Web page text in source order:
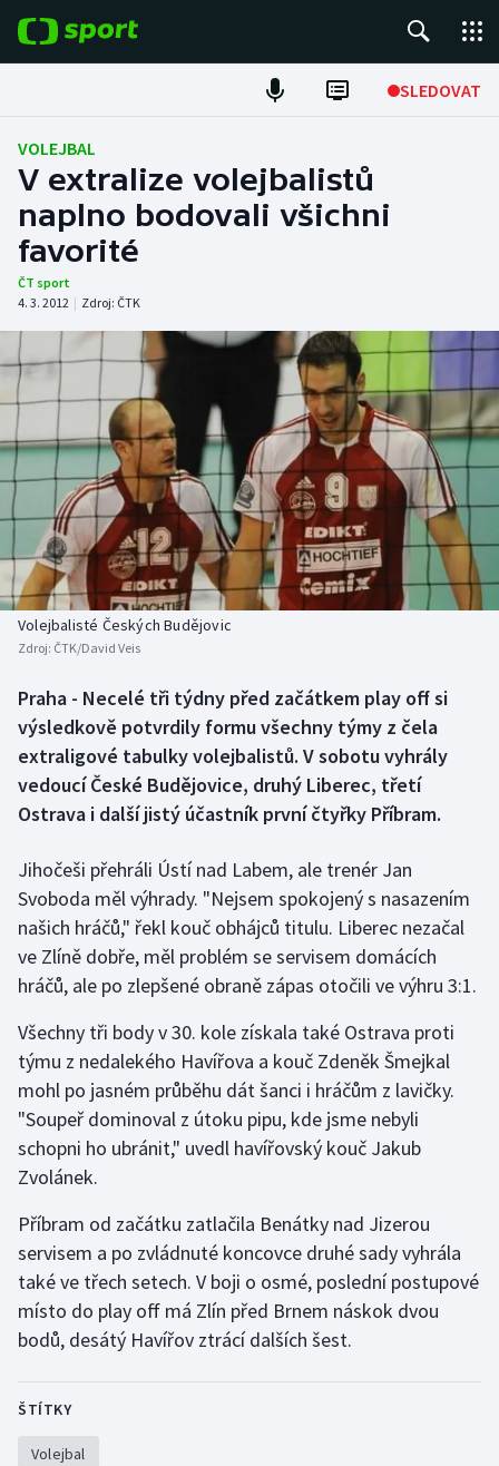
SLEDOVAT
Fotbal
Hokej
Tenis
Atletika
Cyklistika
DALŠÍ SPORTY
Americký fotbal
Baseball a softbal
Basketbal
Biatlon
Box
Curling
Florbal
Futsal
Golf
Gymnastika
Házená
Jezdectví
Judo
Krasobruslení
Lezení
NEPŘEHLÉDNĚTE
Soutěže
Historické návraty
Aplikace ČT sport
VOLEJBAL
V extralize volejbalistů
naplno bodovali všichni
favorité
ČT sport
4. 3. 2012 | Zdroj: ČTK
Volejbalisté Českých Budějovic
Zdroj: ČTK/David Veis
Praha - Necelé tři týdny před začátkem play off si
výsledkově potvrdily formu všechny týmy z čela
extraligové tabulky volejbalistů. V sobotu vyhrály
vedoucí České Budějovice, druhý Liberec, třetí
Ostrava i další jistý účastník první čtyřky Příbram.
Jihočeši přehráli Ústí nad Labem, ale trenér Jan
Svoboda měl výhrady. "Nejsem spokojený s nasazením
našich hráčů," řekl kouč obhájců titulu. Liberec nezačal
ve Zlíně dobře, měl problém se servisem domácích
hráčů, ale po zlepšené obraně zápas otočili ve výhru 3:1.
Všechny tři body v 30. kole získala také Ostrava proti
týmu z nedalekého Havířova a kouč Zdeněk Šmejkal
mohl po jasném průběhu dát šanci i hráčům z lavičky.
"Soupeř dominoval z útoku pipu, kde jsme nebyli
schopni ho ubránit," uvedl havířovský kouč Jakub
Zvolánek.
Příbram od začátku zatlačila Benátky nad Jizerou
servisem a po zvládnuté koncovce druhé sady vyhrála
také ve třech setech. V boji o osmé, poslední postupové
místo do play off má Zlín před Brnem náskok dvou
bodů, desátý Havířov ztrácí dalších šest.
ŠTÍTKY
Volejbal